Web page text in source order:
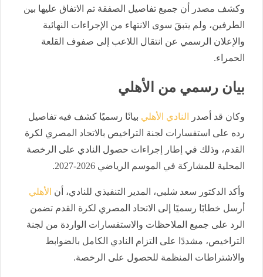
وكشف مصدر أن جميع تفاصيل الصفقة تم الاتفاق عليها بين
الطرفين، ولم يتبقَ سوى الانتهاء من الإجراءات النهائية
والإعلان الرسمي عن انتقال اللاعب إلى صفوف القلعة
الحمراء.
بيان رسمي من الأهلي
وكان قد أصدر النادي الأهلي بيانًا رسميًا كشف فيه تفاصيل
رده على استفسارات لجنة التراخيص بالاتحاد المصري لكرة
القدم، وذلك في إطار إجراءات حصول النادي على الرخصة
المحلية للمشاركة في الموسم الرياضي 2026-2027.
وأكد الدكتور سعد شلبي، المدير التنفيذي للنادي، أن الأهلي
أرسل خطابًا رسميًا إلى الاتحاد المصري لكرة القدم تضمن
الرد على جميع الملاحظات والاستفسارات الواردة من لجنة
التراخيص، مشددًا على التزام النادي الكامل بالضوابط
والاشتراطات المنظمة للحصول على الرخصة.